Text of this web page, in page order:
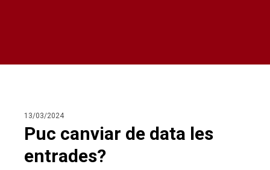
13/03/2024
Puc canviar de data les
entrades?